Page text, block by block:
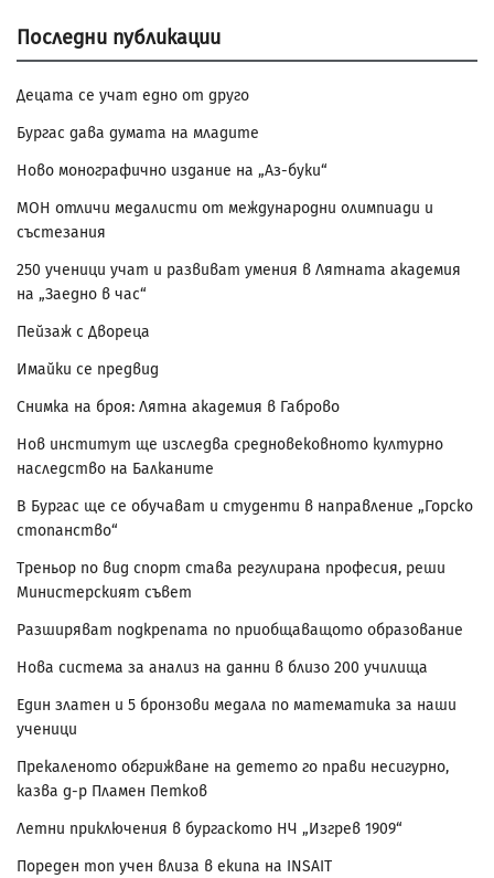
Последни публикации
Децата се учат едно от друго
Бургас дава думата на младите
Ново монографично издание на „Аз-буки“
МОН отличи медалисти от международни олимпиади и
състезания
250 ученици учат и развиват умения в Лятната академия
на „Заедно в час“
Пейзаж с Двореца
Имайки се предвид
Снимка на броя: Лятна академия в Габрово
Нов институт ще изследва средновековното културно
наследство на Балканите
В Бургас ще се обучават и студенти в направление „Горско
стопанство“
Треньор по вид спорт става регулирана професия, реши
Министерският съвет
Разширяват подкрепата по приобщаващото образование
Нова система за анализ на данни в близо 200 училища
Един златен и 5 бронзови медала по математика за наши
ученици
Прекаленото обгрижване на детето го прави несигурно,
казва д-р Пламен Петков
Летни приключения в бургаското НЧ „Изгрев 1909“
Пореден топ учен влиза в екипа на INSAIT